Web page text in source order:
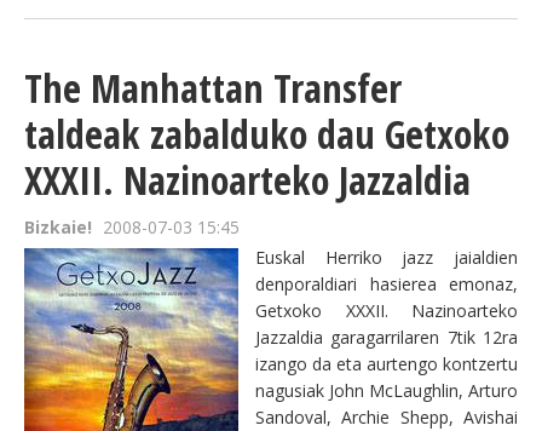
The Manhattan Transfer
taldeak zabalduko dau Getxoko
XXXII. Nazinoarteko Jazzaldia
Bizkaie! 2008-07-03 15:45
Euskal Herriko jazz jaialdien
denporaldiari hasierea emonaz,
Getxoko XXXII. Nazinoarteko
Jazzaldia garagarrilaren 7tik 12ra
izango da eta aurtengo kontzertu
nagusiak John McLaughlin, Arturo
Sandoval, Archie Shepp, Avishai